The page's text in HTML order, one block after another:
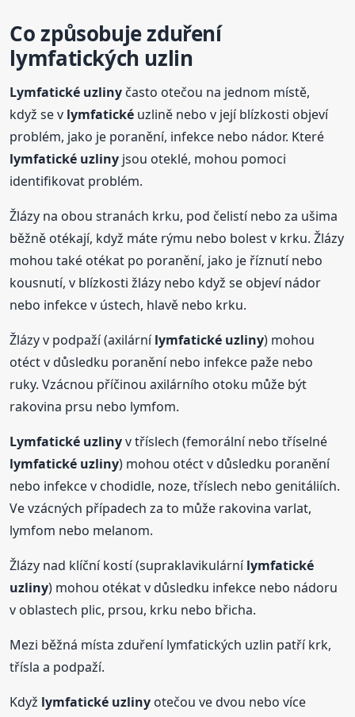
Co způsobuje zduření
lymfatických uzlin
Lymfatické uzliny často otečou na jednom místě,
když se v lymfatické uzlině nebo v její blízkosti objeví
problém, jako je poranění, infekce nebo nádor. Které
lymfatické uzliny jsou oteklé, mohou pomoci
identifikovat problém.
Žlázy na obou stranách krku, pod čelistí nebo za ušima
běžně otékají, když máte rýmu nebo bolest v krku. Žlázy
mohou také otékat po poranění, jako je říznutí nebo
kousnutí, v blízkosti žlázy nebo když se objeví nádor
nebo infekce v ústech, hlavě nebo krku.
Žlázy v podpaží (axilárnílymfatické uzliny) mohou
otéct v důsledku poranění nebo infekce paže nebo
ruky. Vzácnou příčinou axilárního otoku může být
rakovina prsu nebo lymfom.
Lymfatické uzlinyv tříslech (femorální nebo tříselné
lymfatické uzliny) mohou otéct v důsledku poranění
nebo infekce v chodidle, noze, tříslech nebo genitáliích.
Ve vzácných případech za to může rakovina varlat,
lymfom nebo melanom.
Žlázy nad klíční kostí (supraklavikulárnílymfatické
uzliny) mohou otékat v důsledku infekce nebo nádoru
v oblastech plic, prsou, krku nebo břicha.
Mezi běžná místa zduření lymfatických uzlin patří krk,
třísla a podpaží.
Když lymfatické uzliny otečou ve dvou nebo více